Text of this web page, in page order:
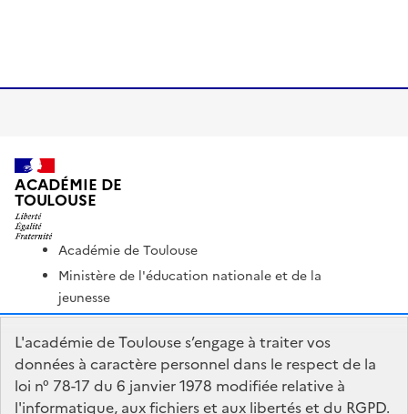
ACADÉMIE DE
TOULOUSE
Académie de Toulouse
Ministère de l'éducation nationale et de la
jeunesse
Ministère de l'enseignement supérieur et de la
recherche
Portail Pédagogique Académique
L'académie de Toulouse s’engage à traiter vos
données à caractère personnel dans le respect de la
loi n° 78-17 du 6 janvier 1978 modifiée relative à
l'informatique, aux fichiers et aux libertés et du RGPD.